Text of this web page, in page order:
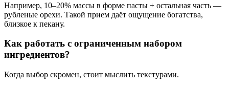
Например, 10–20% массы в форме пасты + остальная часть —
рубленые орехи. Такой прием даёт ощущение богатства,
близкое к пекану.
Как работать с ограниченным набором
ингредиентов?
Когда выбор скромен, стоит мыслить текстурами.